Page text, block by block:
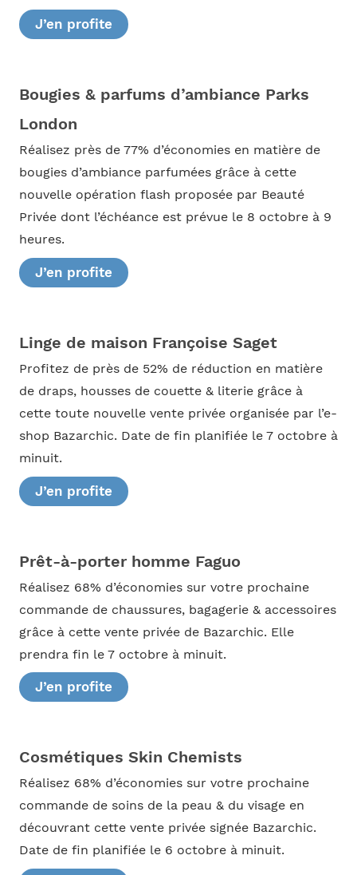
J’en profite
Bougies & parfums d’ambiance Parks
London
Réalisez près de 77% d’économies en matière de
bougies d’ambiance parfumées grâce à cette
nouvelle opération flash proposée par Beauté
Privée dont l’échéance est prévue le 8 octobre à 9
heures.
J’en profite
Linge de maison Françoise Saget
Profitez de près de 52% de réduction en matière
de draps, housses de couette & literie grâce à
cette toute nouvelle vente privée organisée par l’e-
shop Bazarchic. Date de fin planifiée le 7 octobre à
minuit.
J’en profite
Prêt-à-porter homme Faguo
Réalisez 68% d’économies sur votre prochaine
commande de chaussures, bagagerie & accessoires
grâce à cette vente privée de Bazarchic. Elle
prendra fin le 7 octobre à minuit.
J’en profite
Cosmétiques Skin Chemists
Réalisez 68% d’économies sur votre prochaine
commande de soins de la peau & du visage en
découvrant cette vente privée signée Bazarchic.
Date de fin planifiée le 6 octobre à minuit.